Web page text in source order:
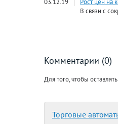
В связи с
Комментарии (0)
Для того, чтобы
Торговые